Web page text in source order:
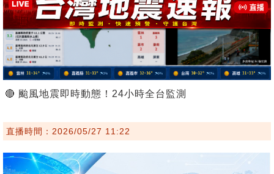
🔴 颱風地震即時動態！24小時全台監測
直播時間：2026/05/27 11:22